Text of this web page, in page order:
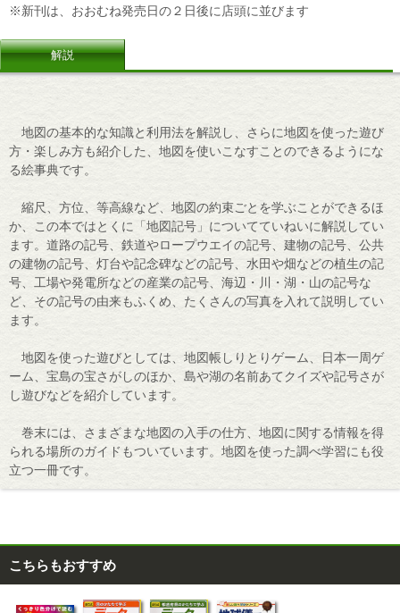
※新刊は、おおむね発売日の２日後に店頭に並びます
解説
地図の基本的な知識と利用法を解説し、さらに地図を使った遊び
方・楽しみ方も紹介した、地図を使いこなすことのできるようにな
る絵事典です。
縮尺、方位、等高線など、地図の約束ごとを学ぶことができるほ
か、この本ではとくに「地図記号」についてていねいに解説してい
ます。道路の記号、鉄道やロープウエイの記号、建物の記号、公共
の建物の記号、灯台や記念碑などの記号、水田や畑などの植生の記
号、工場や発電所などの産業の記号、海辺・川・湖・山の記号な
ど、その記号の由来もふくめ、たくさんの写真を入れて説明してい
ます。
地図を使った遊びとしては、地図帳しりとりゲーム、日本一周ゲ
ーム、宝島の宝さがしのほか、島や湖の名前あてクイズや記号さが
し遊びなどを紹介しています。
巻末には、さまざまな地図の入手の仕方、地図に関する情報を得
られる場所のガイドもついています。地図を使った調べ学習にも役
立つ一冊です。
こちらもおすすめ